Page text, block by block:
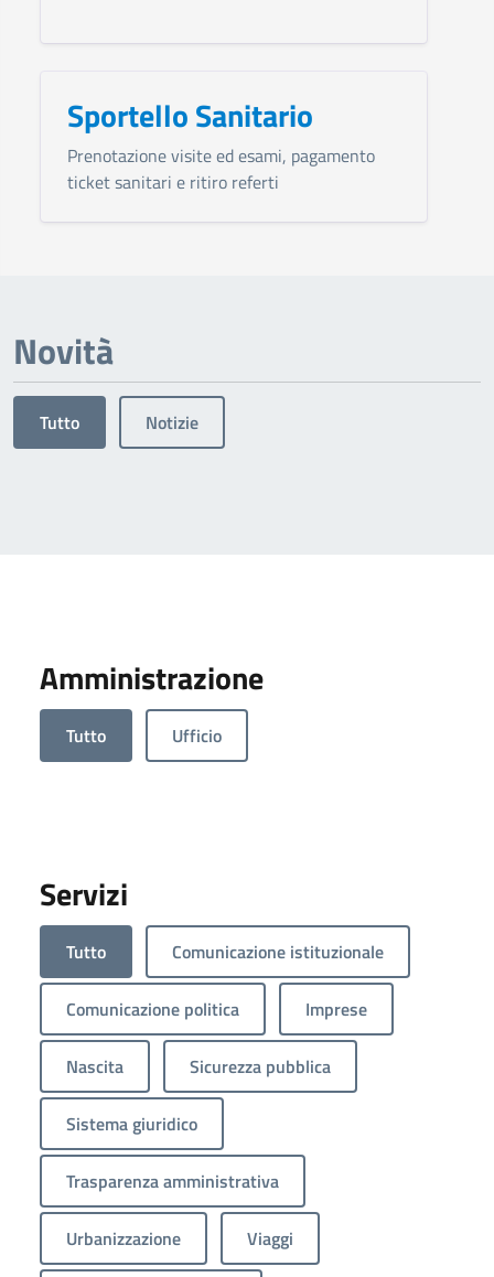
Sportello Sanitario
Prenotazione visite ed esami, pagamento
ticket sanitari e ritiro referti
Novità
Tutto Notizie
Amministrazione
Tutto Ufficio
Servizi
Tutto Comunicazione istituzionale
Comunicazione politica Imprese
Nascita Sicurezza pubblica
Sistema giuridico
Trasparenza amministrativa
Urbanizzazione Viaggi